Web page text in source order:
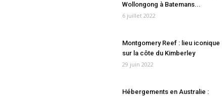
Wollongong à Batemans...
6 juillet 2022
Montgomery Reef : lieu iconique
sur la côte du Kimberley
29 juin 2022
Hébergements en Australie :